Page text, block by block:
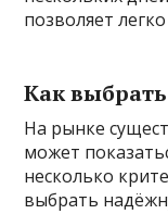
позволяет
Как
На рынке
может
несколько
выбрать